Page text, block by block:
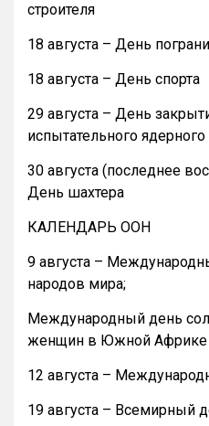
строителя
18 августа – День
18 августа – День спорта
29 августа – День
испытательного
30 августа (последнее
День шахтера
КАЛЕНДАРЬ ООН
9 августа –
народов мира;
Международный день
женщин в Южной Африке
12 августа –
19 августа – Всемирный